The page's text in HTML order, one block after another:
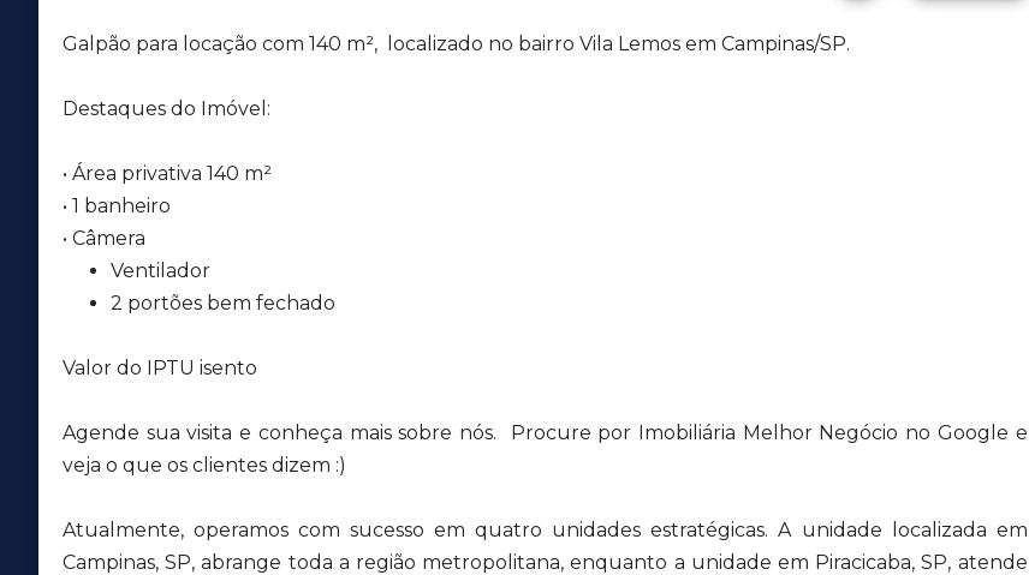
Galpão para locação com 140 m², localizado no bairro Vila Lemos em Campinas/SP.
Destaques do Imóvel:
• Área privativa 140 m²
• 1 banheiro
• Câmera
Ventilador
2 portões bem fechado
Valor do IPTU isento
Agende sua visita e conheça mais sobre nós. Procure por Imobiliária Melhor Negócio no Google e
veja o que os clientes dizem :)
Atualmente, operamos com sucesso em quatro unidades estratégicas. A unidade localizada em
Campinas, SP, abrange toda a região metropolitana, enquanto a unidade em Piracicaba, SP, atende